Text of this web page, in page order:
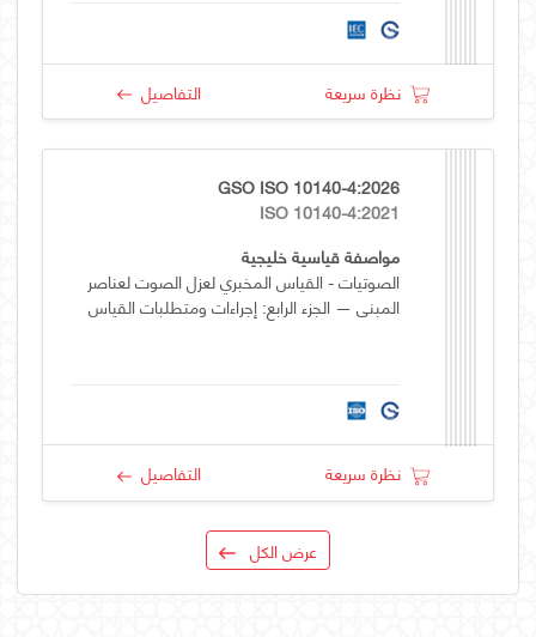
نظرة سريعة التفاصيل
GSO ISO 10140-4:2026
ISO 10140-4:2021
مواصفة قياسية خليجية
الصوتيات - القياس المخبري لعزل الصوت لعناصر
المبنى — الجزء الرابع: إجراءات ومتطلبات القياس
نظرة سريعة التفاصيل
عرض الكل